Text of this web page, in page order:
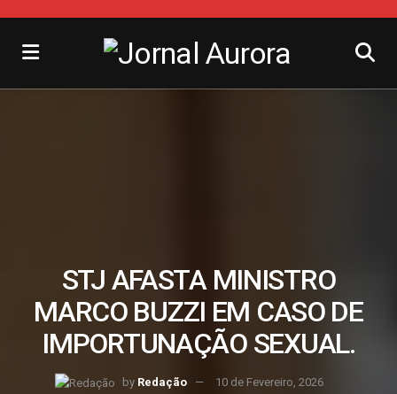
STJ AFASTA MINISTRO
MARCO BUZZI EM CASO DE
IMPORTUNAÇÃO SEXUAL.
by Redação 10 de Fevereiro, 2026